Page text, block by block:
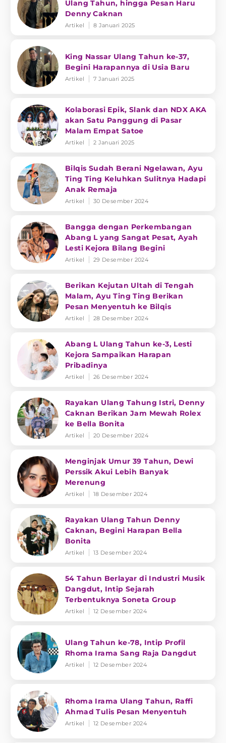
Ulang Tahun, hingga Pesan Haru
Denny Caknan
Artikel 8 Januari 2025
King Nassar Ulang Tahun ke-37,
Begini Harapannya di Usia Baru
Artikel 7 Januari 2025
Kolaborasi Epik, Slank dan NDX AKA
akan Satu Panggung di Pasar
Malam Empat Satoe
Artikel 2 Januari 2025
Bilqis Sudah Berani Ngelawan, Ayu
Ting Ting Keluhkan Sulitnya Hadapi
Anak Remaja
Artikel 30 Desember 2024
Bangga dengan Perkembangan
Abang L yang Sangat Pesat, Ayah
Lesti Kejora Bilang Begini
Artikel 29 Desember 2024
Berikan Kejutan Ultah di Tengah
Malam, Ayu Ting Ting Berikan
Pesan Menyentuh ke Bilqis
Artikel 28 Desember 2024
Abang L Ulang Tahun ke-3, Lesti
Kejora Sampaikan Harapan
Pribadinya
Artikel 26 Desember 2024
Rayakan Ulang Tahung Istri, Denny
Caknan Berikan Jam Mewah Rolex
ke Bella Bonita
Artikel 20 Desember 2024
Menginjak Umur 39 Tahun, Dewi
Perssik Akui Lebih Banyak
Merenung
Artikel 18 Desember 2024
Rayakan Ulang Tahun Denny
Caknan, Begini Harapan Bella
Bonita
Artikel 13 Desember 2024
54 Tahun Berlayar di Industri Musik
Dangdut, Intip Sejarah
Terbentuknya Soneta Group
Artikel 12 Desember 2024
Ulang Tahun ke-78, Intip Profil
Rhoma Irama Sang Raja Dangdut
Artikel 12 Desember 2024
Rhoma Irama Ulang Tahun, Raffi
Ahmad Tulis Pesan Menyentuh
Artikel 12 Desember 2024